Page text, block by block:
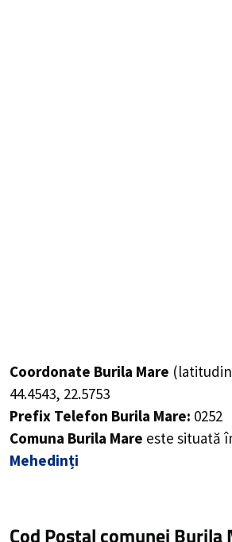
Coordonate Burila Mare
44.4543, 22.5753
Prefix Telefon Burila Mare: 0252
Comuna Burila Mare este situată
Mehedinți
Cod Poștal comunei Burila